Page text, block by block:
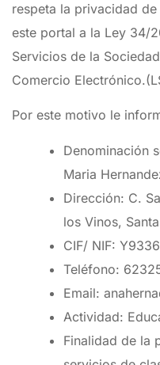
respeta la privacidad
este portal a la Ley 34/
Servicios de la
Comercio
Por este motivo le
Denominación
Maria
Dirección: C.
los Vinos,
CIF/ NIF:
Teléfono:
Email:
Actividad:
Finalidad de la